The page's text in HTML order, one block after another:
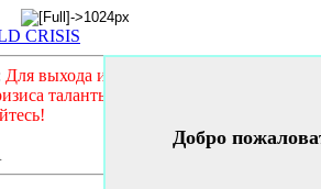
Для выхода из системного
таланты и гении всех стран и
Добро